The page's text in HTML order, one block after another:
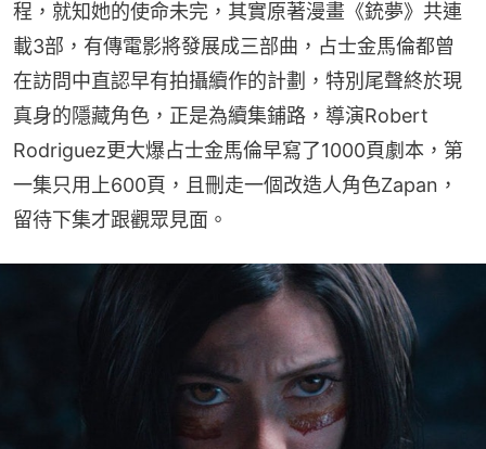
程，就知她的使命未完，其實原著漫畫《銃夢》共連
載3部，有傳電影將發展成三部曲，占士金馬倫都曾
在訪問中直認早有拍攝續作的計劃，特別尾聲終於現
真身的隱藏角色，正是為續集鋪路，導演Robert
Rodriguez更大爆占士金馬倫早寫了1000頁劇本，第
一集只用上600頁，且刪走一個改造人角色Zapan，
留待下集才跟觀眾見面。